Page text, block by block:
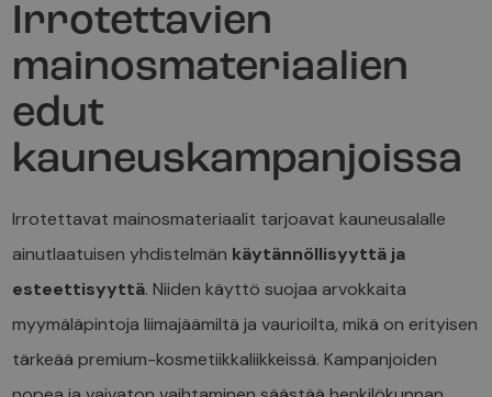
Irrotettavien
mainosmateriaalien
edut
kauneuskampanjoissa
Irrotettavat mainosmateriaalit tarjoavat kauneusalalle
ainutlaatuisen yhdistelmän käytännöllisyyttä ja
esteettisyyttä. Niiden käyttö suojaa arvokkaita
myymäläpintoja liimajäämiltä ja vaurioilta, mikä on erityisen
tärkeää premium-kosmetiikkaliikkeissä. Kampanjoiden